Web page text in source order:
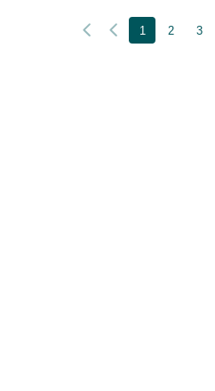
1 2 3